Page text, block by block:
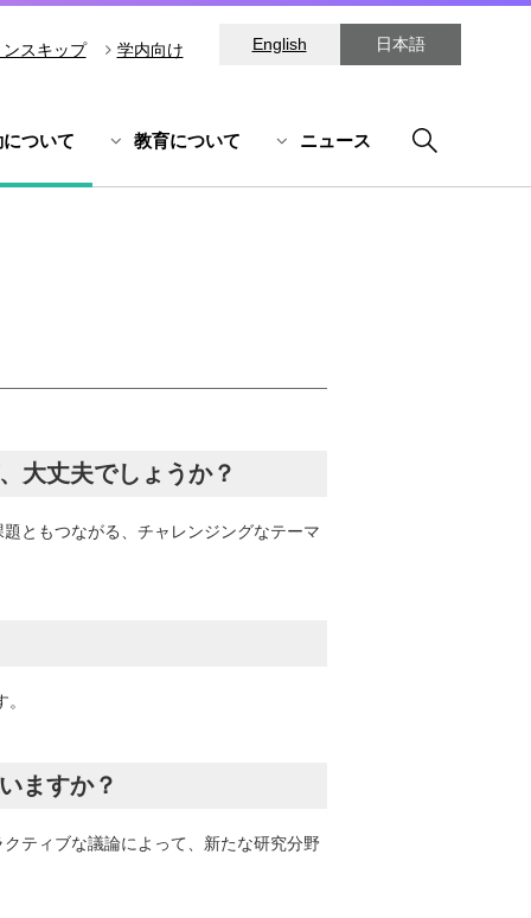
日本語
English
スキップ 学内向け
ついて 教育について ニュース
大丈夫でしょうか？
ともつながる、チャレンジングなテーマ
ますか？
ティブな議論によって、新たな研究分野